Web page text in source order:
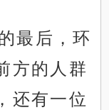
最后，环
方的人群
还有一位